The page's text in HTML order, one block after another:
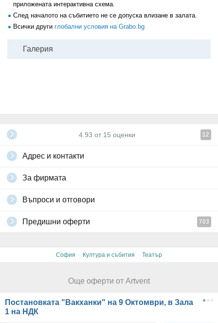
приложената интерактивна схема.
След началото на събитието не се допуска влизане в залата.
Всички други глобални условия на Grabo.bg
Галерия
4.93 от 15 оценки 12
Адрес и контакти
За фирмата
Въпроси и отговори
Предишни оферти 703
София · Култура и събития · Театър
Още оферти от Artvent
Постановката "Вакханки" на 9 Октомври, в Зала
1 на НДК